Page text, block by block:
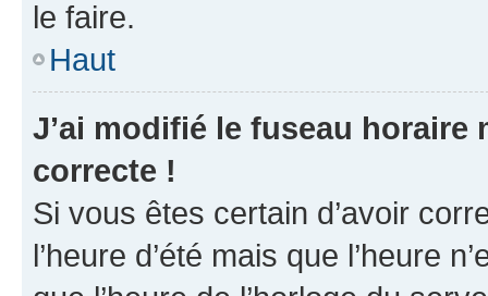
le faire.
Haut
J’ai modifié le fuseau horaire
correcte !
Si vous êtes certain d’avoir
l’heure d’été mais que l’heure